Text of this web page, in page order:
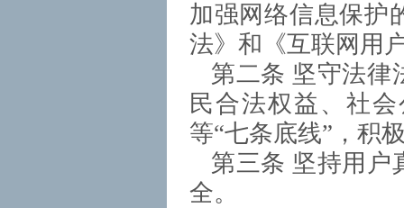
加强网络信息保护
法》和《互联网用
第二条 坚守法律
民合法权益、社
等“七条底线”，积
第三条 坚持用户
全。